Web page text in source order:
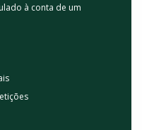
à conta de um